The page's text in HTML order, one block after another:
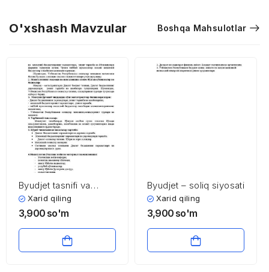
O'xshash Mavzular Boshqa Mahsulotlar
Byudjet tasnifi va
byudjet xarajatlari
Xarid qiling
3,900 so'm
Byudjet – soliq siyosati
Xarid qiling
3,900 so'm